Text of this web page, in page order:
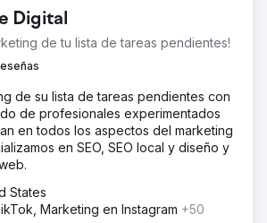
Digital
de tu lista de tareas pendientes!
de su lista de tareas pendientes con
de profesionales experimentados
en todos los aspectos del marketing
en SEO, SEO local y diseño y
States
Marketing en Instagram +50